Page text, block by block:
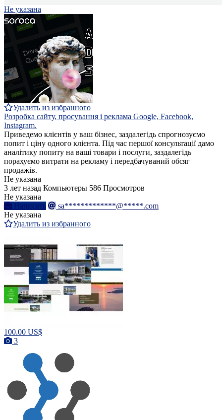
Не указана
Удалить из избранного
Розробка сайту, просування і реклама Google, Facebook,
Instagram.
Приведемо клієнтів у ваш бізнес, заздалегідь спрогнозуємо
попит і ціну одного клієнта. Під час першої консультації дамо
аналітику попиту на ваші товари і послуги, заздалегідь
порахуємо витрати на рекламу і передбачуваний обсяг
продажів.
Не указана
3 лет назад Компьютеры 586 Просмотров
Не указана
Написать
sa*************@*****.com
Не указана
Удалить из избранного
100.00 US$
3